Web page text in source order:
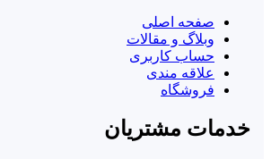
صفحه اصلی
وبلاگ و مقالات
حساب کاربری
علاقه مندی
فروشگاه
خدمات مشتریان